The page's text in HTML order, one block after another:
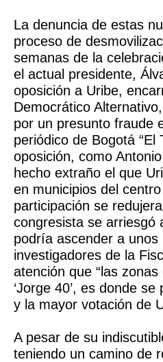
La denuncia de estas
proceso de
semanas de la
el actual presidente,
oposición a Uribe,
Democrático
por un presunto fraude
periódico de Bogotá “El
oposición, como
hecho extraño el que
en municipios del
participación se
congresista se arriesgó
podría ascender a
investigadores de la
atención que “las
‘Jorge 40’, es donde
y la mayor votación de
A pesar de su
teniendo un camino de